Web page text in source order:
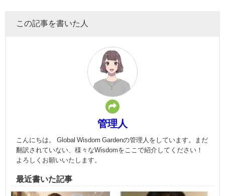
この記事を書いた人
管理人
こんにちは。 Global Wisdom Gardenの管理人をしています。まだ
翻訳されていない、様々なWisdomをここで紹介してください！
よろしくお願いいたします。
最近書いた記事